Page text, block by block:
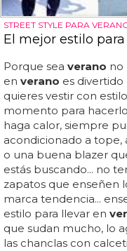
STREET STYLE PARA
El mejor estilo
Porque sea verano no
en verano es
quieres vestir con
momento para
haga calor, siempre
acondicionado a tope,
o una buena blazer
estás buscando... no
zapatos que enseñen
marca tendencia...
estilo para llevar en
que sudan mucho, lo
las chanclas con